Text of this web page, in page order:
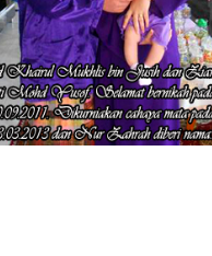
Kenapa Perlu Undi Krole
Buaian Ajaib Popo
Hadiah Dah Sampai
Header Pertamaku
Melancong Ke 3 Buah Negara